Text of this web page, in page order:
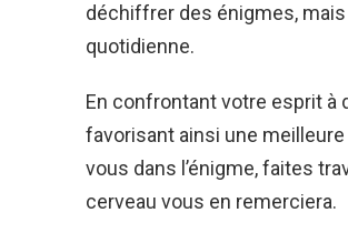
déchiffrer des énigmes,
quotidienne.
En confrontant votre esprit à
favorisant ainsi une
vous dans l’énigme, faites
cerveau vous en remerciera.